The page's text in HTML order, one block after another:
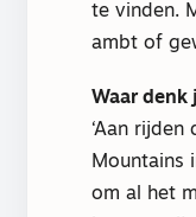
te vinden.
ambt of
Waar denk
‘Aan
Mountains
om al het